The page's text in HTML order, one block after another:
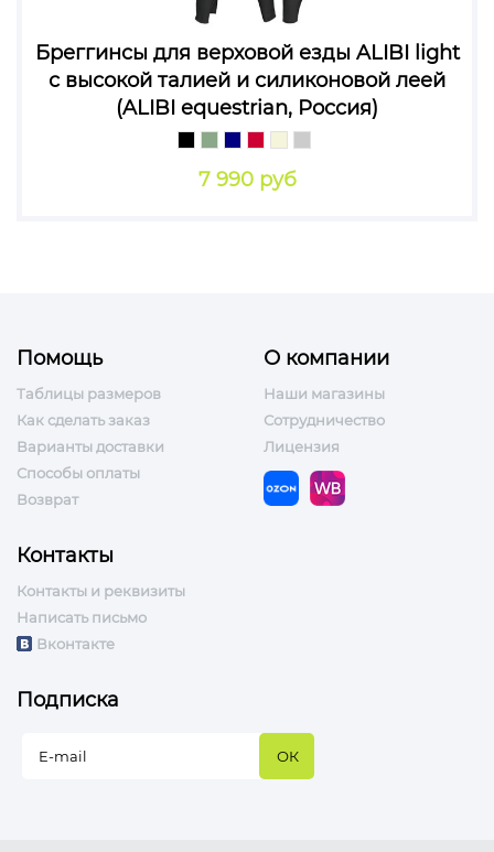
Бреггинсы для верховой езды ALIBI light
с высокой талией и силиконовой леей
(ALIBI equestrian, Россия)
7 990 руб
Помощь
Таблицы размеров
Как сделать заказ
Варианты доставки
Способы оплаты
Возврат
О компании
Наши магазины
Сотрудничество
Лицензия
Контакты
Контакты и реквизиты
Написать письмо
Вконтакте
Подписка